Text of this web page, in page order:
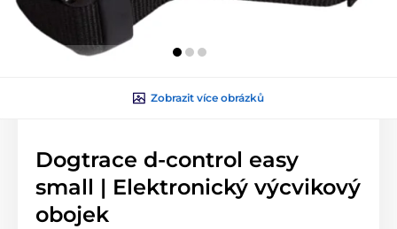
Zobrazit více obrázků
Dogtrace d-control easy
small | Elektronický výcvikový
obojek